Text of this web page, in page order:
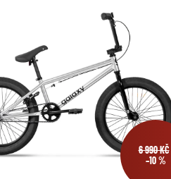
6 990 KČ
–10 %
HLEDAT